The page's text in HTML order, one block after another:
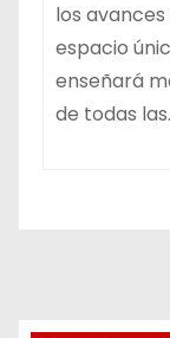
los
espacio
enseñará
de todas